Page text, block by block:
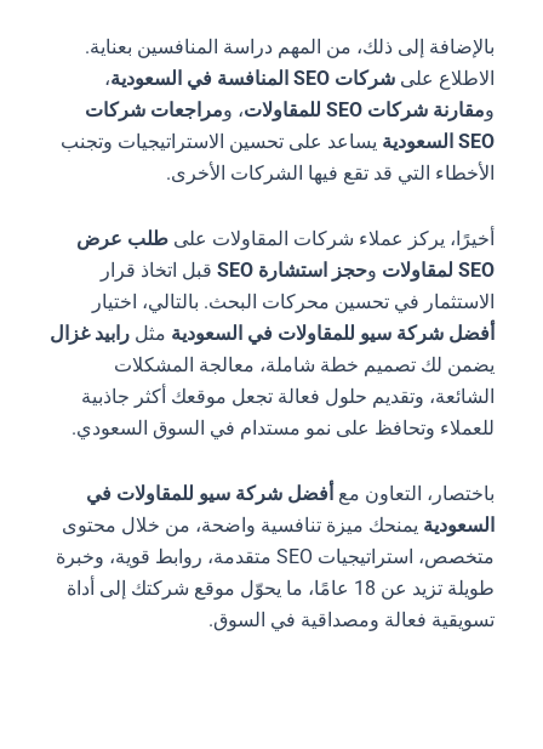
بالإضافة إلى ذلك، من المهم دراسة المنافسين بعناية.
الاطلاع على شركات SEO المنافسة في السعودية
،
مقارنة شركات SEO للمقاولات ، و مراجعات شركات
SEO السعودية
يساعد على تحسين الاستراتيجيات وتجنب
الأخطاء التي قد تقع فيها الشركات الأخرى.
أخيرًا، يركز عملاء شركات المقاولات على طلب عرض
SEO لمقاولات
و حجز استشارة SEO
قبل اتخاذ قرار
الاستثمار في تحسين محركات البحث. بالتالي، اختيار
أفضل شركة سيو للمقاولات في السعوديةمثل رابيد غزال
يضمن لك تصميم خطة شاملة، معالجة المشكلات
الشائعة، وتقديم حلول فعالة تجعل موقعك أكثر جاذبية
للعملاء وتحافظ على نمو مستدام في السوق السعودي.
باختصار، التعاون معأفضل شركة سيو للمقاولات في
السعوديةيمنحك ميزة تنافسية واضحة، من خلال محتوى
متخصص، استراتيجيات SEO متقدمة، روابط قوية، وخبرة
طويلة تزيد عن 18 عامًا، ما يحوّل موقع شركتك إلى أداة
تسويقية فعالة ومصداقية في السوق.